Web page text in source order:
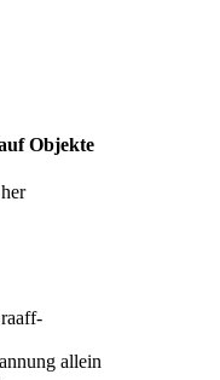
Objekte
allein